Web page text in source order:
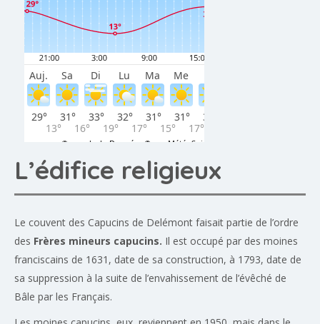
L’édifice religieux
Le couvent des Capucins de Delémont faisait partie de l’ordre
des Frères mineurs capucins. Il est occupé par des moines
franciscains de 1631, date de sa construction, à 1793, date de
sa suppression à la suite de l’envahissement de l’évêché de
Bâle par les Français.